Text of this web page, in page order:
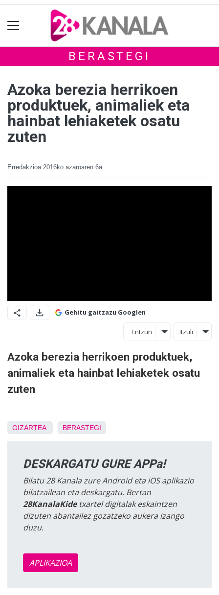
BERASTEGI
Azoka berezia herrikoen
produktuek, animaliek eta
hainbat lehiaketek osatu
zuten
Erredakzioa 2016ko azaroaren 6a
Gehitu gaitzazu Googlen
Entzun Itzuli
Azoka berezia herrikoen produktuek,
animaliek eta hainbat lehiaketek osatu
zuten
GIZARTEA BERASTEGI
DESKARGATU GURE APPa!
Bilatu 28 Kanala zure Android eta iOS aplikazio
bilatzailean eta deskargatu. Bertan
28KanalaKidetxartel digitalak eskaintzen
dizuten abantailez gozatzeko aukera izango
duzu.
APLIKAZIOA